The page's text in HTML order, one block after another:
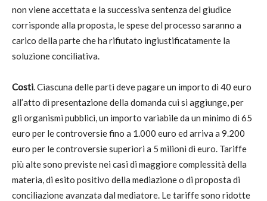
non viene accettata e la successiva sentenza del giudice
corrisponde alla proposta, le spese del processo saranno a
carico della parte che ha rifiutato ingiustificatamente la
soluzione conciliativa.
Costi. Ciascuna delle parti deve pagare un importo di 40 euro
all’atto di presentazione della domanda cui si aggiunge, per
gli organismi pubblici, un importo variabile da un minimo di 65
euro per le controversie fino a 1.000 euro ed arriva a 9.200
euro per le controversie superiori a 5 milioni di euro. Tariffe
più alte sono previste nei casi di maggiore complessità della
materia, di esito positivo della mediazione o di proposta di
conciliazione avanzata dal mediatore. Le tariffe sono ridotte